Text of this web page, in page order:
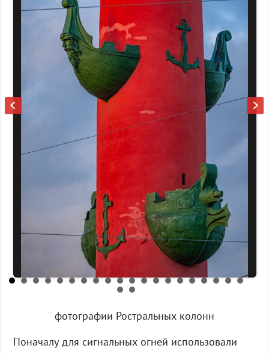
фотографии Ростральных колонн
Поначалу для сигнальных огней использовали